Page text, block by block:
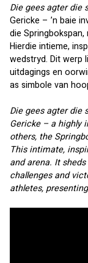
Die gees agter die
Gericke – ’n baie
die
Hierdie intieme,
wedstryd. Dit werp
uitdagings en
as simbole van
Die gees agter die
Gericke – a highly
others, the
This intimate,
and arena. It
challenges and
athletes,